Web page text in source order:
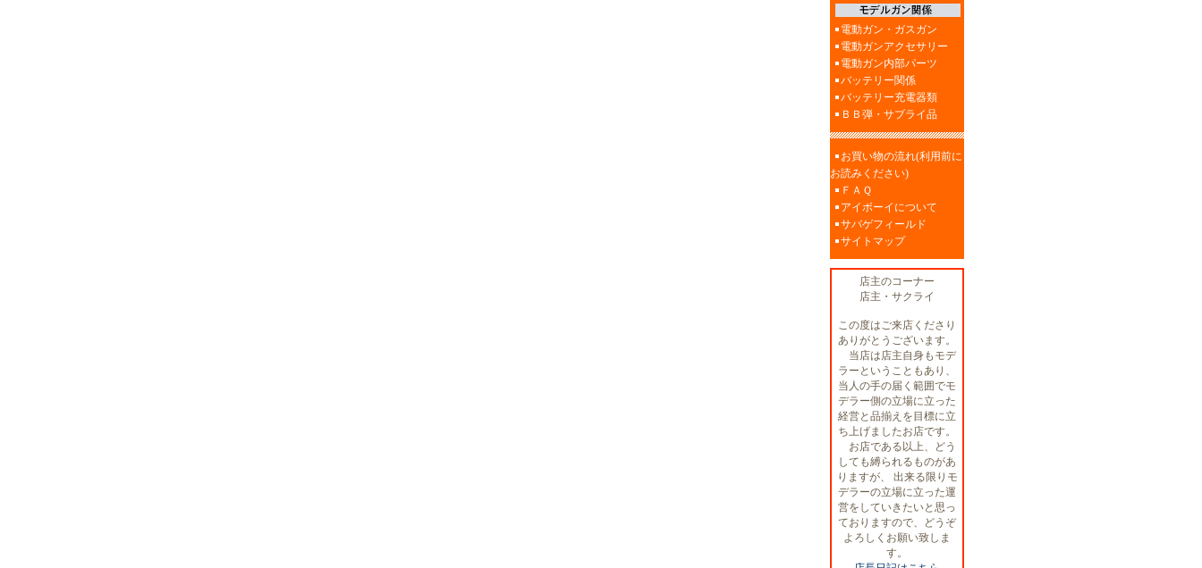
電動ガン・ガスガン
電動ガンアクセサリー
電動ガン内部パーツ
バッテリー関係
バッテリー充電器類
ＢＢ弾・サブライ品
お買い物の流れ(利用前に
お読みください)
ＦＡＱ
アイボーイについて
サバゲフィールド
サイトマップ
店主のコーナー
店主・サクライ
この度はご来店くださり
ありがとうございます。
当店は店主自身もモデ
ラーということもあり、
当人の手の届く範囲でモ
デラー側の立場に立った
経営と品揃えを目標に立
ち上げましたお店です。
お店である以上、どう
しても縛られるものがあ
りますが、 出来る限りモ
デラーの立場に立った運
営をしていきたいと思っ
ておりますので、どうぞ
よろしくお願い致しま
す。